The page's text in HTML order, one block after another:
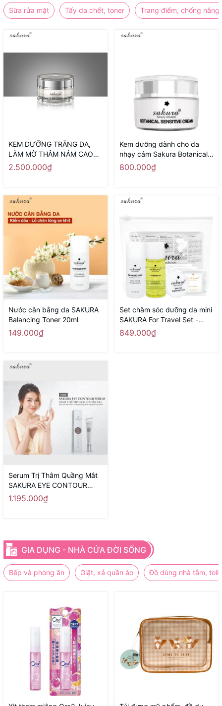
Sữa rửa mặt Tẩy da chết, toner Trang điểm, chống nắng
KEM DƯỠNG TRẮNG DA,
LÀM MỜ THÂM NÁM CAO
CẤP BAN NGÀY SAKURA
SPOT CARE & WHITENING
xuất tại Nhật Bản
2.500.000₫
Kem dưỡng dành cho da
nhạy cảm Sakura Botanical
Sensitive Cream 30g
800.000₫
Nước cân bằng da SAKURA
Balancing Toner 20ml
149.000₫
Set chăm sóc dưỡng da mini
SAKURA For Travel Set -
Hàng Nhật nội địa
849.000₫
Serum Trị Thâm Quầng Mắt
SAKURA EYE CONTOUR
SERUM
1.195.000₫
GIA DỤNG - NHÀ CỬA ĐỜI SỐNG
Bếp và phòng ăn Giặt, xả quần áo Đồ dùng nhà tắm,